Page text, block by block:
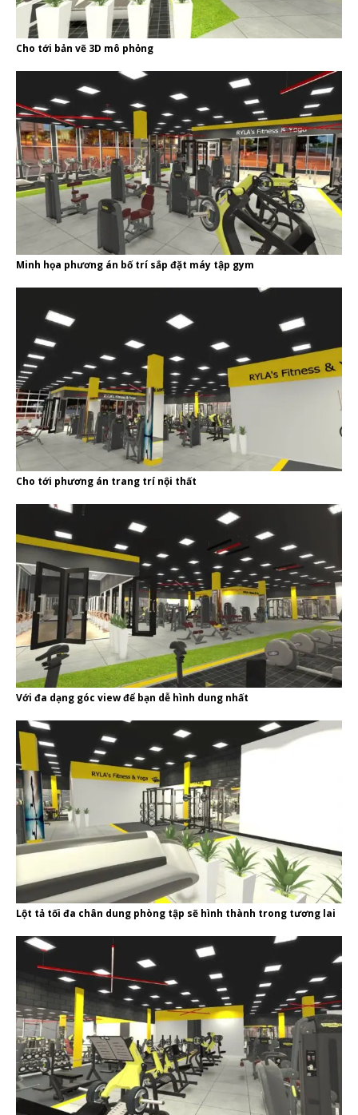
Cho tới bản vẽ 3D mô phỏng
Minh họa phương án bố trí sắp đặt máy tập gym
Cho tới phương án trang trí nội thất
Với đa dạng góc view để bạn dễ hình dung nhất
Lột tả tối đa chân dung phòng tập sẽ hình thành trong tương lai